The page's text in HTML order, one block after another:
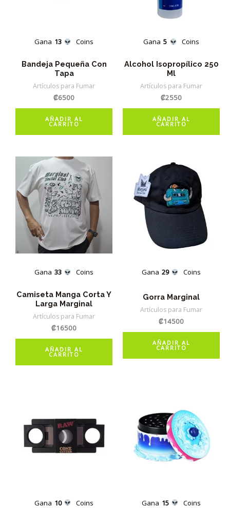
Gana 13 Coins
Bandeja Pequeña Con
Tapa
Artículos para Fumar
₡6500
AÑADIR AL
CARRITO
Gana 5 Coins
Alcohol Isopropílico 250
Ml
Artículos para Fumar
₡2550
AÑADIR AL
CARRITO
Gana 33 Coins
Camiseta Manga Corta Y
Larga Marginal
Artículos para Fumar
₡16500
AÑADIR AL
CARRITO
Gana 29 Coins
Gorra Marginal
Artículos para Fumar
₡14500
AÑADIR AL
CARRITO
Gana 10 Coins Gana 15 Coins